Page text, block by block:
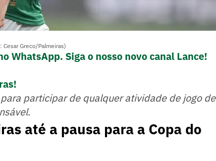
Greco/Palmeiras)
WhatsApp. Siga o nosso novo canal Lance!
participar de qualquer atividade de jogo de
até a pausa para a Copa do